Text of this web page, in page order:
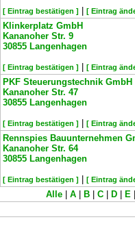
[ Eintrag bestätigen ] [ Eintrag
Klinkerplatz GmbH
Kananoher Str. 9
30855 Langenhagen
[ Eintrag bestätigen ] [ Eintrag
PKF Steuerungstechnik GmbH
Kananoher Str. 47
30855 Langenhagen
[ Eintrag bestätigen ] [ Eintrag
Rennspies Bauunternehmen
Kananoher Str. 64
30855 Langenhagen
[ Eintrag bestätigen ] [ Eintrag
Alle A B C D E